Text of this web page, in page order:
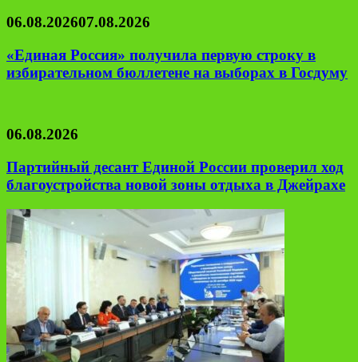
06.08.202607.08.2026
«Единая Россия» получила первую строку в
избирательном бюллетене на выборах в Госдуму
06.08.2026
Партийный десант Единой России проверил ход
благоустройства новой зоны отдыха в Джейрахе